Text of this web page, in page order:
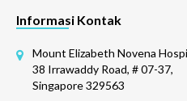
Informasi Kontak
Mount Elizabeth Novena
38 Irrawaddy Road, # 07-37,
Singapore 329563